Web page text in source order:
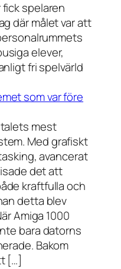
spelaren
där målet var att
elever,
fri spelvärld
som var före
talets mest
Med grafiskt
avancerat
det att
kraftfulla och
detta blev
Amiga 1000
bara datorns
Bakom
[…]